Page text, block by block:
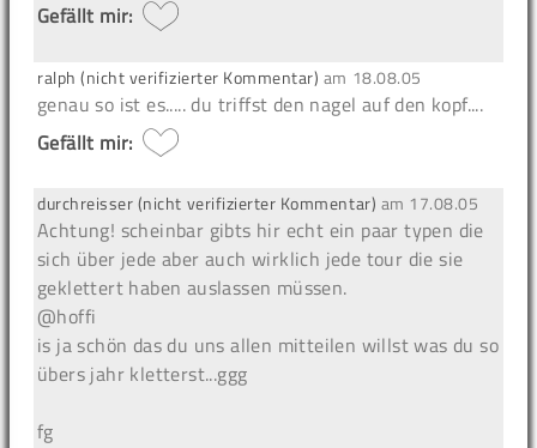
Gefällt mir:
ralph (nicht verifizierter Kommentar) am 18.08.05
genau so ist es..... du triffst den nagel auf den kopf....
Gefällt mir:
durchreisser (nicht verifizierter Kommentar) am 17.08.05
Achtung! scheinbar gibts hir echt ein paar typen die
sich über jede aber auch wirklich jede tour die sie
geklettert haben auslassen müssen.
@hoffi
is ja schön das du uns allen mitteilen willst was du so
übers jahr kletterst...ggg
fg